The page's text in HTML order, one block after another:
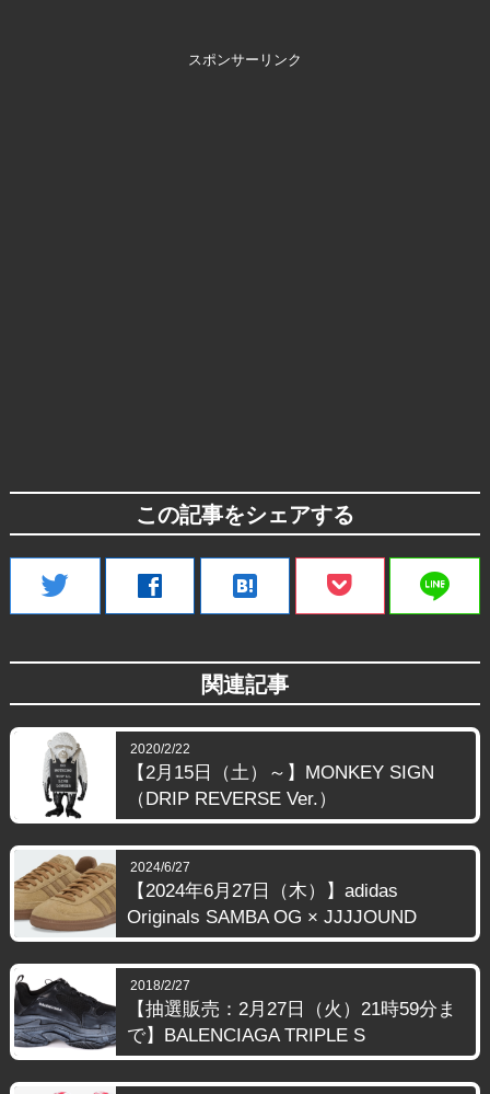
スポンサーリンク
この記事をシェアする
twitter facebook hatenabookmark line
関連記事
2020/2/22
【2月15日（土）～】MONKEY SIGN
（DRIP REVERSE Ver.）
2024/6/27
【2024年6月27日（木）】adidas
Originals SAMBA OG × JJJJOUND
2018/2/27
【抽選販売：2月27日（火）21時59分ま
で】BALENCIAGA TRIPLE S